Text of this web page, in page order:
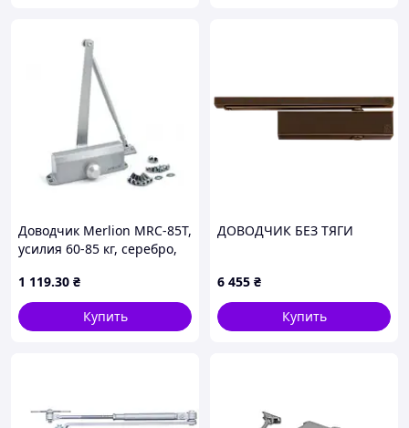
Доводчик Merlion MRC-85T,
усилия 60-85 кг, серебро,
1 119.30 ₴
Купить
ДОВОДЧИК БЕЗ ТЯГИ
6 455 ₴
Купить